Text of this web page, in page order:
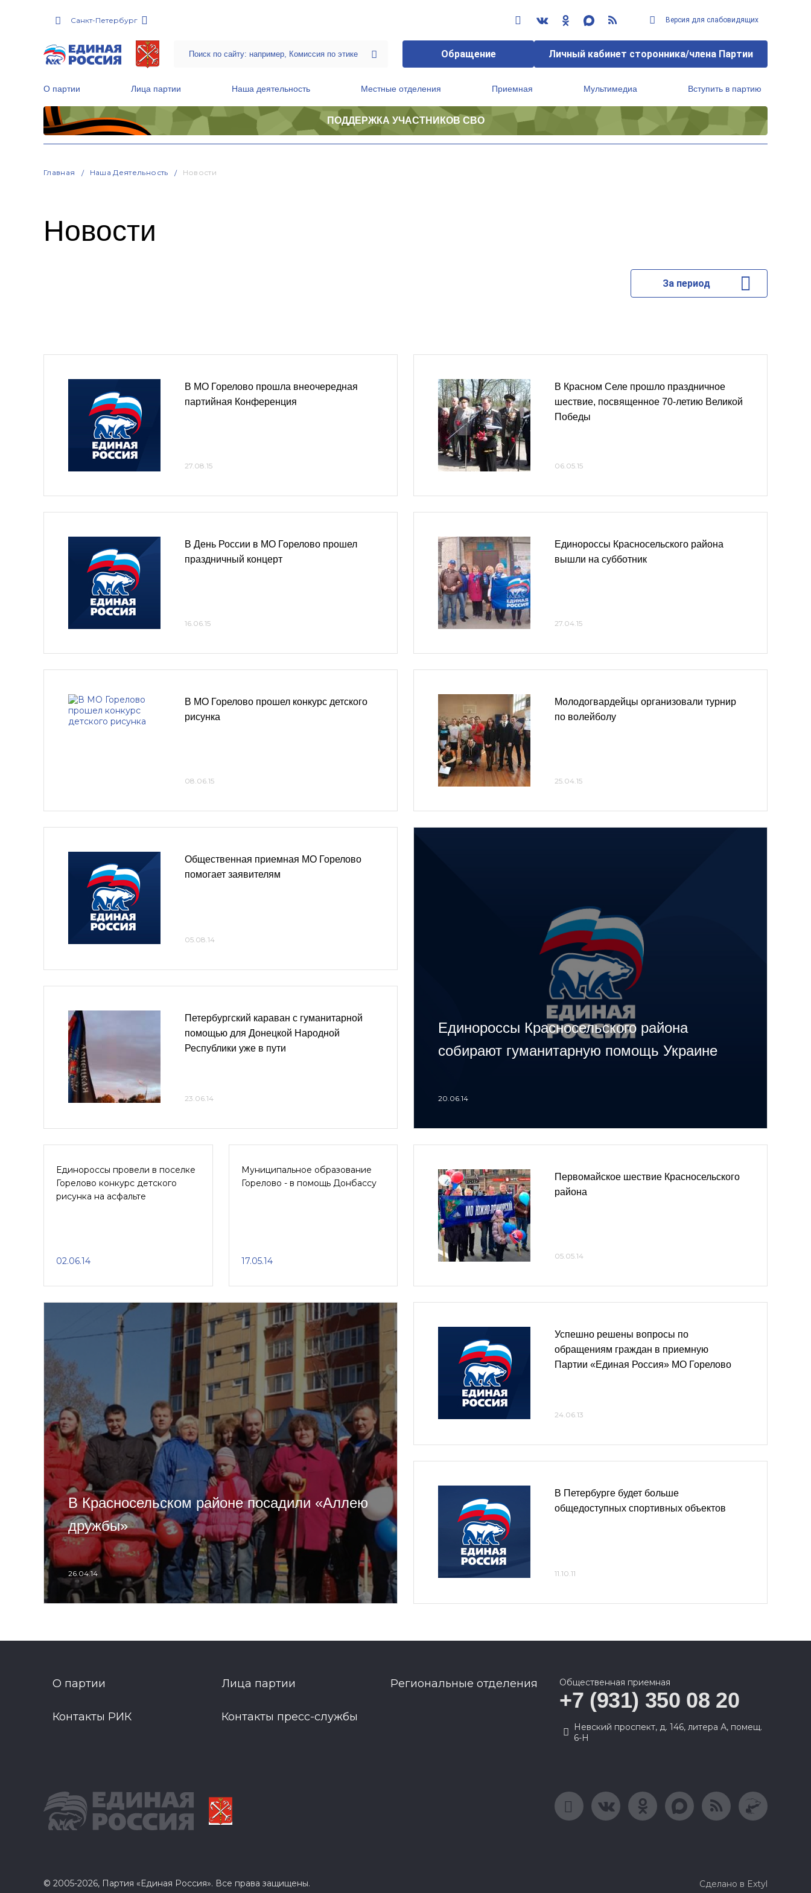
Санкт-Петербург Версия для слабовидящих
Обращение Личный кабинет сторонника/члена Партии
О партии Лица партии Наша деятельность Местные отделения Приемная Мультимедиа Вступить в партию
ПОДДЕРЖКА УЧАСТНИКОВ СВО
Главная Наша Деятельность Новости
Новости
За период
В МО Горелово прошла внеочередная
партийная Конференция
27.08.15
В День России в МО Горелово прошел
праздничный концерт
16.06.15
В МО Горелово прошел конкурс детского
рисунка
08.06.15
В Красном Селе прошло праздничное
шествие, посвященное 70-летию Великой
Победы
06.05.15
Единороссы Красносельского района
вышли на субботник
27.04.15
Молодогвардейцы организовали турнир
по волейболу
25.04.15
Общественная приемная МО Горелово
помогает заявителям
05.08.14
Петербургский караван с гуманитарной
помощью для Донецкой Народной
Республики уже в пути
23.06.14
Единороссы Красносельского района
собирают гуманитарную помощь Украине
20.06.14
Единороссы провели в поселке
Горелово конкурс детского
рисунка на асфальте
02.06.14
Муниципальное образование
Горелово - в помощь Донбассу
17.05.14
Первомайское шествие Красносельского
района
05.05.14
В Красносельском районе посадили «Аллею
дружбы»
26.04.14
Успешно решены вопросы по
обращениям граждан в приемную
Партии «Единая Россия» МО Горелово
24.06.13
В Петербурге будет больше
общедоступных спортивных объектов
11.10.11
О партии Лица партии Региональные отделения
Контакты РИК Контакты пресс-службы
Общественная приемная
+7 (931) 350 08 20
Невский проспект, д. 146, литера А, помещ.
6-Н
© 2005-2026, Партия «Единая Россия». Все права защищены. Сделано в Extyl